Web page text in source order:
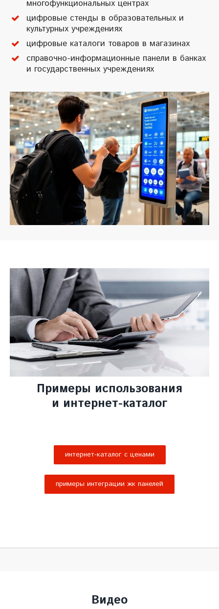
многофункциональных центрах
цифровые стенды в образовательных и
культурных учреждениях
цифровые каталоги товаров в магазинах
справочно-информационные панели в банках
и государственных учреждениях
Примеры использования
и интернет-каталог
интернет-каталог с ценами
примеры интеграции жк панелей
Видео